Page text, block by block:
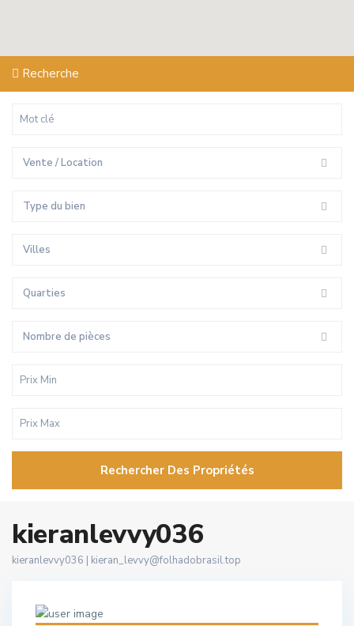
Recherche
Vente / Location
Type du bien
Villes
Quarties
Nombre de pièces
Rechercher Des Propriétés
kieranlevvy036
kieranlevvy036 | kieran_levvy@folhadobrasil.top